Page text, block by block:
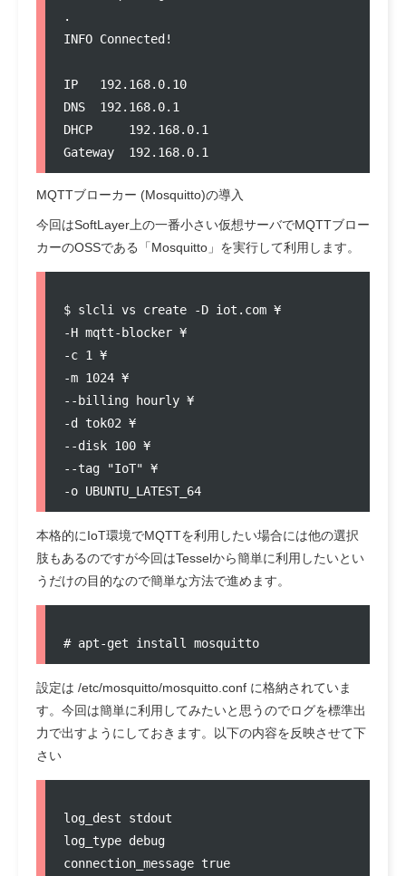
.
INFO Connected!
IP   192.168.0.10
DNS  192.168.0.1
DHCP     192.168.0.1
MQTTブローカー (Mosquitto)の導入
今回はSoftLayer上の一番小さい仮想サーバでMQTTブロー
カーのOSSである「Mosquitto」を実行して利用します。
$ slcli vs create -D iot.com ¥
-H mqtt-blocker ¥
-c 1 ¥
-m 1024 ¥
--billing hourly ¥
-d tok02 ¥
--disk 100 ¥
--tag "IoT" ¥
本格的にIoT環境でMQTTを利用したい場合には他の選択
肢もあるのですが今回はTesselから簡単に利用したいとい
うだけの目的なので簡単な方法で進めます。
設定は /etc/mosquitto/mosquitto.conf に格納されていま
す。今回は簡単に利用してみたいと思うのでログを標準出
力で出すようにしておきます。以下の内容を反映させて下
さい
log_dest stdout
log_type debug
connection_message true